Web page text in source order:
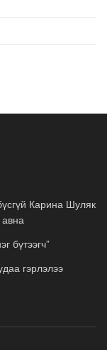
Карина Шуляк
бүтээгч”
гэрлэлээ